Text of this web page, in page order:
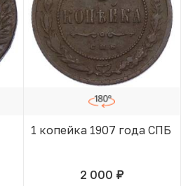
1 копейка 1907 года СПБ
2 000 руб.
В КОРЗИНЕ